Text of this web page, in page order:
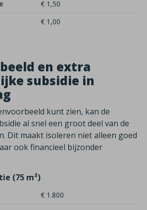
€ 1,50
€ 1,00
en extra
subsidie in
kunt zien, kan de
al snel een groot deel van de
Dit maakt isoleren niet alleen goed
ook financieel bijzonder
(75 m²)
€ 1.800